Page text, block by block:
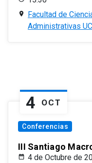
Facultad de
Administrativas UC
4 OCT
Conferencias
III Santiago
4 de Octubre de